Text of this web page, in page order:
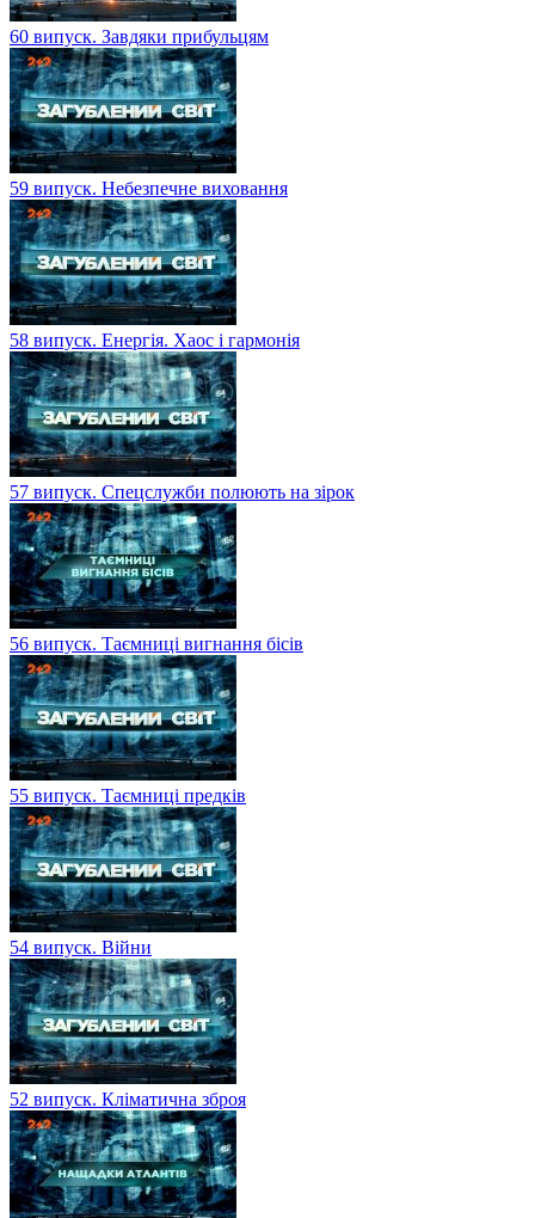
60 випуск. Завдяки прибульцям
59 випуск. Небезпечне виховання
58 випуск. Енергія. Хаос і гармонія
57 випуск. Спецслужби полюють на зірок
56 випуск. Таємниці вигнання бісів
55 випуск. Таємниці предків
54 випуск. Війни
52 випуск. Кліматична зброя